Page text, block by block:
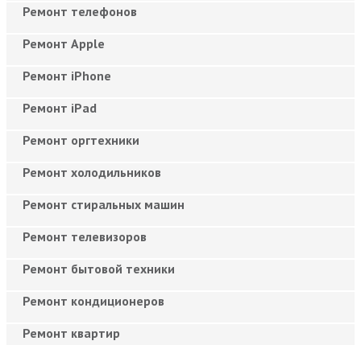
Ремонт телефонов
Ремонт Apple
Ремонт iPhone
Ремонт iPad
Ремонт оргтехники
Ремонт холодильников
Ремонт стиральных машин
Ремонт телевизоров
Ремонт бытовой техники
Ремонт кондиционеров
Ремонт квартир